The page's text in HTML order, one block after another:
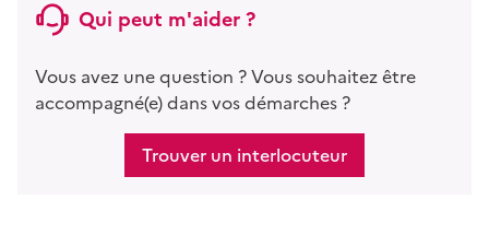
Qui peut m'aider ?
Vous avez une question ? Vous souhaitez être
accompagné(e) dans vos démarches ?
Trouver un interlocuteur